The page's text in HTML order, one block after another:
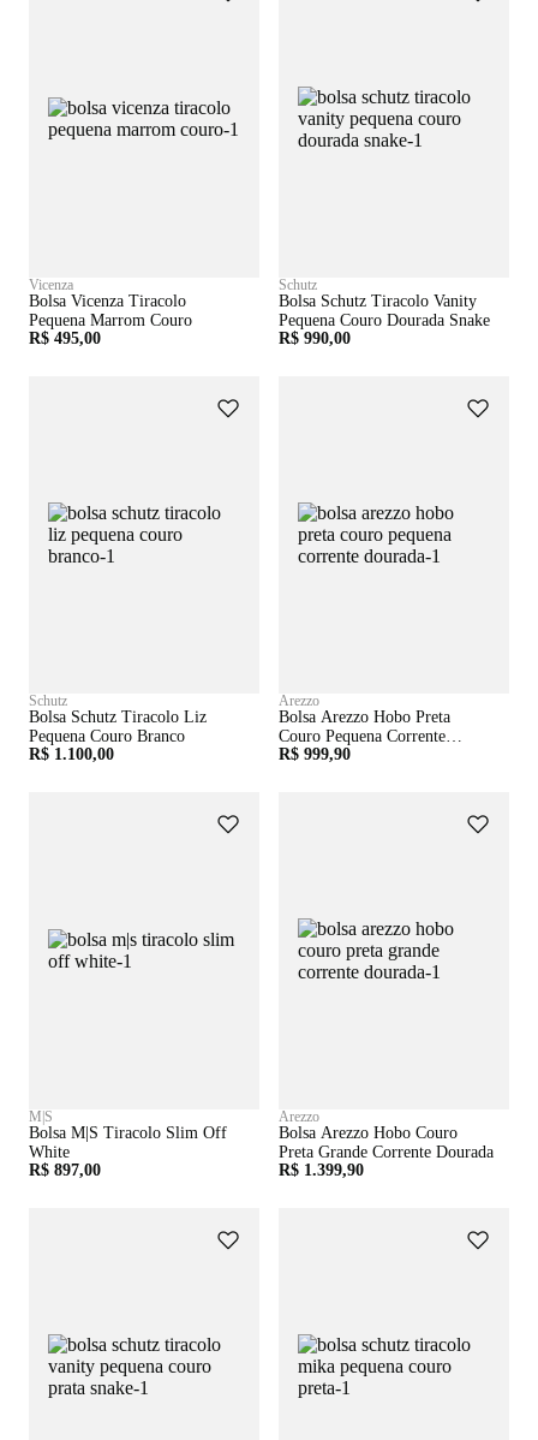
Vicenza
Bolsa Vicenza Tiracolo
Pequena Marrom Couro
R$ 495,00
Schutz
Bolsa Schutz Tiracolo Vanity
Pequena Couro Dourada Snake
R$ 990,00
Schutz
Bolsa Schutz Tiracolo Liz
Pequena Couro Branco
R$ 1.100,00
Arezzo
Bolsa Arezzo Hobo Preta
Couro Pequena Corrente
Dourada
R$ 999,90
M|S
Bolsa M|s Tiracolo Slim Off
White
R$ 897,00
Arezzo
Bolsa Arezzo Hobo Couro
Preta Grande Corrente Dourada
R$ 1.399,90